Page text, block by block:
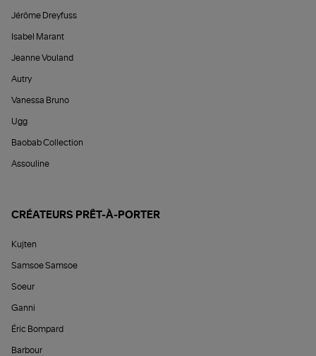
Jérôme Dreyfuss
Isabel Marant
Jeanne Vouland
Autry
Vanessa Bruno
Ugg
Baobab Collection
Assouline
CRÉATEURS PRÊT-À-PORTER
Kujten
Samsoe Samsoe
Soeur
Ganni
Éric Bompard
Barbour